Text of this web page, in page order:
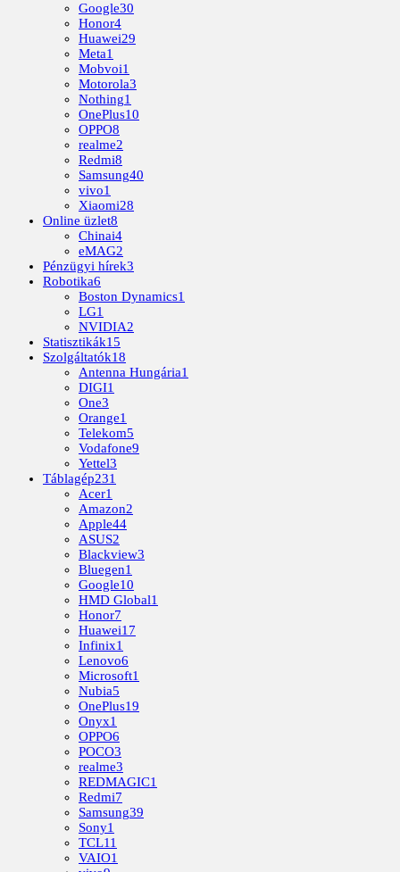
Google30
Honor4
Huawei29
Meta1
Mobvoi1
Motorola3
Nothing1
OnePlus10
OPPO8
realme2
Redmi8
Samsung40
vivo1
Xiaomi28
Online üzlet8
Chinai4
eMAG2
Pénzügyi hírek3
Robotika6
Boston Dynamics1
LG1
NVIDIA2
Statisztikák15
Szolgáltatók18
Antenna Hungária1
DIGI1
One3
Orange1
Telekom5
Vodafone9
Yettel3
Táblagép231
Acer1
Amazon2
Apple44
ASUS2
Blackview3
Bluegen1
Google10
HMD Global1
Honor7
Huawei17
Infinix1
Lenovo6
Microsoft1
Nubia5
OnePlus19
Onyx1
OPPO6
POCO3
realme3
REDMAGIC1
Redmi7
Samsung39
Sony1
TCL11
VAIO1